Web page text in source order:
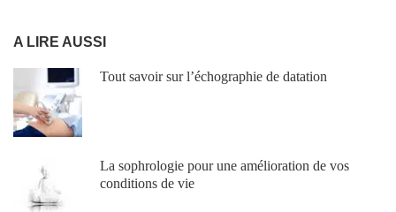
A LIRE AUSSI
Tout savoir sur l’échographie de datation
La sophrologie pour une amélioration de vos
conditions de vie